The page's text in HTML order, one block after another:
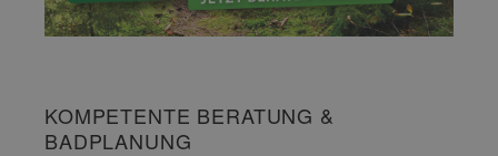
KOMPETENTE BERATUNG &
BADPLANUNG